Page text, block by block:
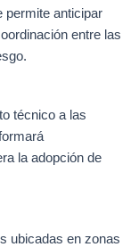
permite anticipar
entre las
técnico a las
la adopción de
ubicadas en zonas